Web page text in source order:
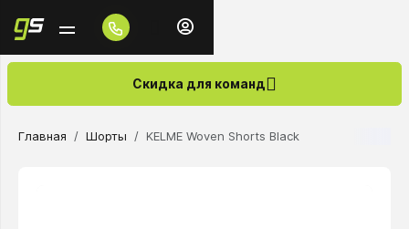
Скидка для команд
Главная Шорты KELME Woven Shorts Black